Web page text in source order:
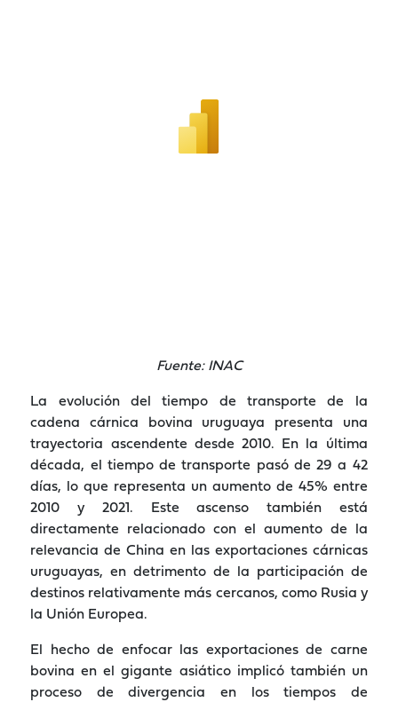
Fuente: INAC
La evolución del tiempo de transporte de la
cadena cárnica bovina uruguaya presenta una
trayectoria ascendente desde 2010. En la última
década, el tiempo de transporte pasó de 29 a 42
días, lo que representa un aumento de 45% entre
2010 y 2021. Este ascenso también está
directamente relacionado con el aumento de la
relevancia de China en las exportaciones cárnicas
uruguayas, en detrimento de la participación de
destinos relativamente más cercanos, como Rusia y
la Unión Europea.
El hecho de enfocar las exportaciones de carne
bovina en el gigante asiático implicó también un
proceso de divergencia en los tiempos de